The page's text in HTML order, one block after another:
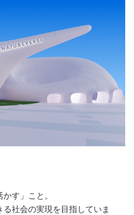
す」こと。
社会の実現を目指していま